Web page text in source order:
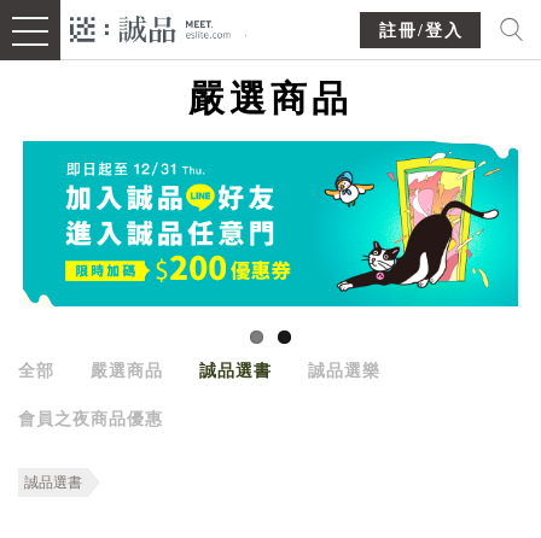
註冊/登入
嚴選商品
全部 嚴選商品 誠品選書 誠品選樂
會員之夜商品優惠
誠品選書